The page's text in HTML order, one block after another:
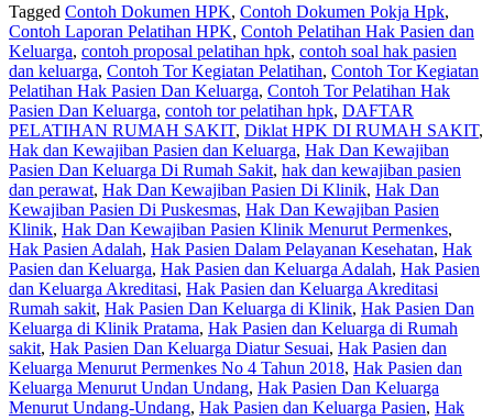
Tagged Contoh Dokumen HPK, Contoh Dokumen Pokja Hpk,
Contoh Laporan Pelatihan HPK, Contoh Pelatihan Hak Pasien dan
Keluarga, contoh proposal pelatihan hpk, contoh soal hak pasien
dan keluarga, Contoh Tor Kegiatan Pelatihan, Contoh Tor Kegiatan
Pelatihan Hak Pasien Dan Keluarga, Contoh Tor Pelatihan Hak
Pasien Dan Keluarga, contoh tor pelatihan hpk, DAFTAR
PELATIHAN RUMAH SAKIT, Diklat HPK DI RUMAH SAKIT,
Hak dan Kewajiban Pasien dan Keluarga, Hak Dan Kewajiban
Pasien Dan Keluarga Di Rumah Sakit, hak dan kewajiban pasien
dan perawat, Hak Dan Kewajiban Pasien Di Klinik, Hak Dan
Kewajiban Pasien Di Puskesmas, Hak Dan Kewajiban Pasien
Klinik, Hak Dan Kewajiban Pasien Klinik Menurut Permenkes,
Hak Pasien Adalah, Hak Pasien Dalam Pelayanan Kesehatan, Hak
Pasien dan Keluarga, Hak Pasien dan Keluarga Adalah, Hak Pasien
dan Keluarga Akreditasi, Hak Pasien dan Keluarga Akreditasi
Rumah sakit, Hak Pasien Dan Keluarga di Klinik, Hak Pasien Dan
Keluarga di Klinik Pratama, Hak Pasien dan Keluarga di Rumah
sakit, Hak Pasien Dan Keluarga Diatur Sesuai, Hak Pasien dan
Keluarga Menurut Permenkes No 4 Tahun 2018, Hak Pasien dan
Keluarga Menurut Undan Undang, Hak Pasien Dan Keluarga
Menurut Undang-Undang, Hak Pasien dan Keluarga Pasien, Hak